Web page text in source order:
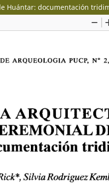
Huántar: documentación